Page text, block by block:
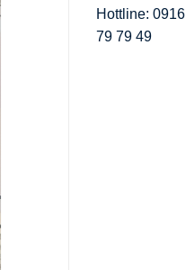
Hottline:
79 79 49